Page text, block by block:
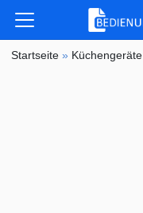
Startseite » Küchengeräte